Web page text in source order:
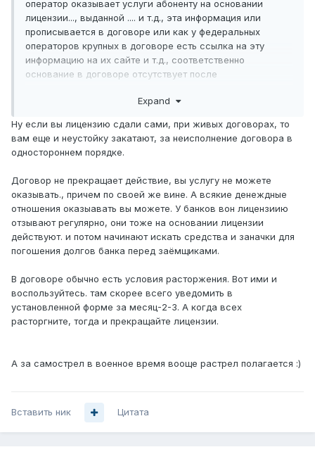
оператор оказывает услуги абоненту на основании
лицензии..., выданной .... и т.д., эта информация или
прописывается в договоре или как у федеральных
операторов крупных в договоре есть ссылка на эту
информацию на их сайте и т.д., соответственно
основание в договоре отсутствует после
скажем в случае не поступления от абонента денежных
средств на счет более 3 месяцев, договор прекращает
свое действие. Приостановка операций по счету, три
Expand
Ну если вы лицензию сдали сами, при живых договорах, то
вам еще и неустойку закатают, за неисполнение договора в
одностороннем порядке.
Договор не прекращает действие, вы услугу не можете
оказывать., причем по своей же вине. А всякие денеждные
отношения оказыавать вы можете. У банков вон лицензиию
отзывают регулярно, они тоже на основании лицензии
действуют. и потом начинают искать средства и заначки для
погошения долгов банка перед заёмщиками.
В договоре обычно есть условия расторжения. Вот ими и
воспользуйтесь. там скорее всего уведомить в
установленной форме за месяц-2-3. А когда всех
расторгните, тогда и прекращайте лицензии.
А за самострел в военное время вооще растрел полагается :)
Вставить ник Цитата